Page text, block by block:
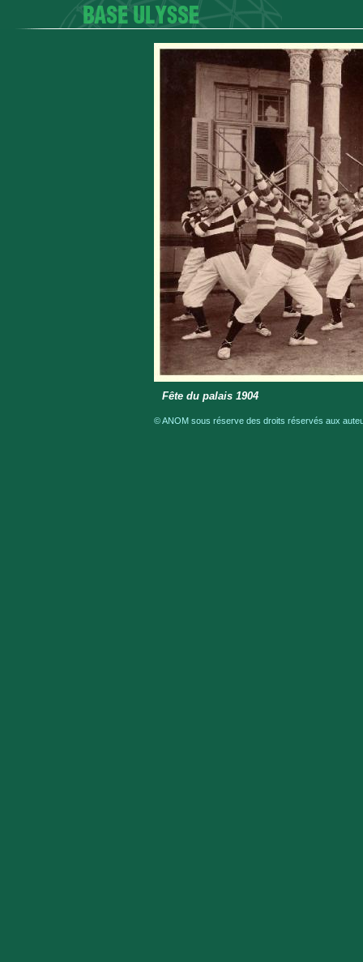
Fête du palais 1904
© ANOM sous réserve des droits réservés aux